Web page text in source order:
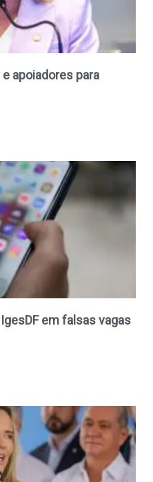
apoiadores para
em falsas vagas